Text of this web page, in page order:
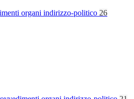
organi indirizzo-politico 26